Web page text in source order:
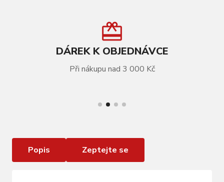
DÁREK K OBJEDNÁVCE
Při nákupu nad 3 000 Kč
GHOST E-Teru Essential Dark Grey/Metallic
Popis Zeptejte se